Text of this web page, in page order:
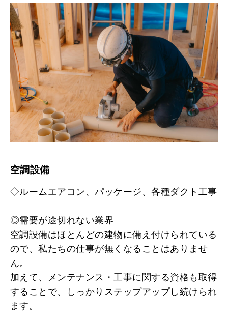
空調設備
◇ルームエアコン、パッケージ、各種ダクト工事
◎需要が途切れない業界
空調設備はほとんどの建物に備え付けられている
ので、私たちの仕事が無くなることはありませ
ん。
加えて、メンテナンス・工事に関する資格も取得
することで、しっかりステップアップし続けられ
ます。